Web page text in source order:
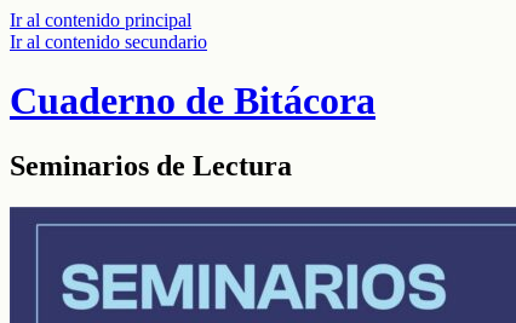
Ir al contenido principal
Ir al contenido secundario
Cuaderno de Bitácora
Seminarios de Lectura